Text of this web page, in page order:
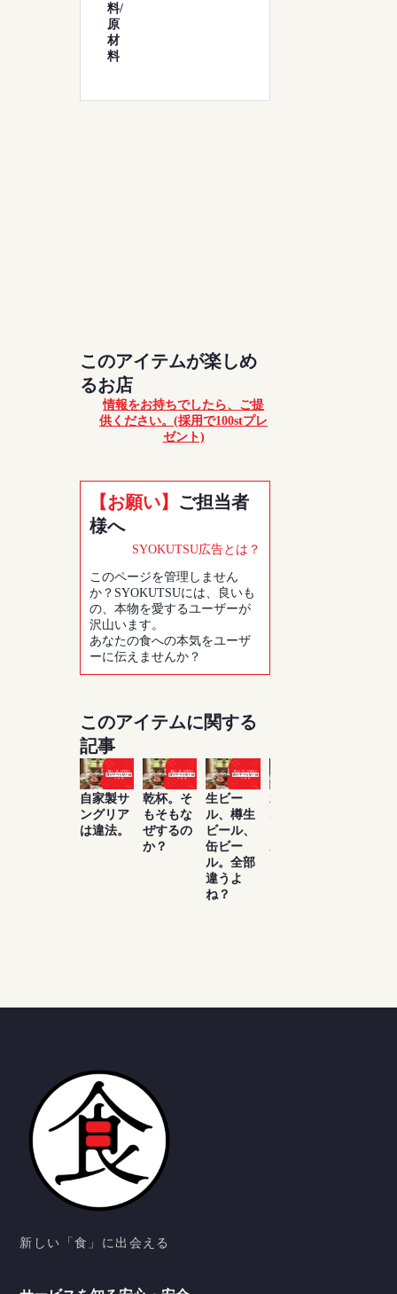
料/
原
材
料
このアイテムが楽しめ
るお店
情報をお持ちでしたら、ご提
供ください。(採用で100stプレ
ゼント)
【お願い】
ご担当者
様へ
SYOKUTSU広告とは？
このページを管理しません
か？SYOKUTSUには、良いも
の、本物を愛するユーザーが
沢山います。
あなたの食への本気をユーザ
ーに伝えませんか？
このアイテムに関する
記事
自家製サ
ングリア
は違法。
乾杯。そ
もそもな
ぜするの
か？
生ビー
ル、樽生
ビール、
缶ビー
ル。全部
違うよ
ね？
水は飲め
ないけ
新しい「食」に出会える